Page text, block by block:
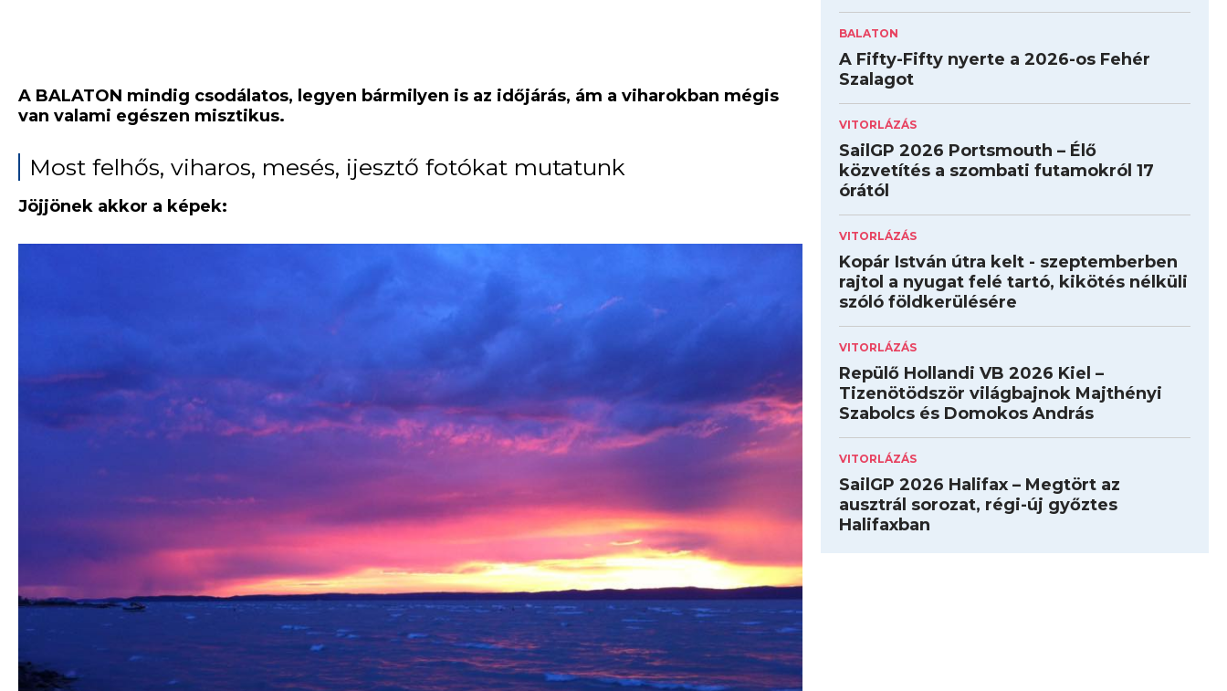
A BALATON mindig csodálatos, legyen bármilyen is az időjárás, ám a viharokban mégis
van valami egészen misztikus.
Most felhős, viharos, mesés, ijesztő fotókat mutatunk
Jöjjönek akkor a képek:
BALATON
A Fifty-Fifty nyerte a 2026-os Fehér
Szalagot
VITORLÁZÁS
SailGP 2026 Portsmouth – Élő
közvetítés a szombati futamokról 17
órától
VITORLÁZÁS
Kopár István útra kelt - szeptemberben
rajtol a nyugat felé tartó, kikötés nélküli
szóló földkerülésére
VITORLÁZÁS
Repülő Hollandi VB 2026 Kiel –
Tizenötödször világbajnok Majthényi
Szabolcs és Domokos András
VITORLÁZÁS
SailGP 2026 Halifax – Megtört az
ausztrál sorozat, régi-új győztes
Halifaxban